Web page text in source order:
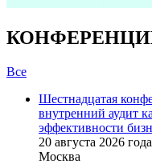
Все
Шестнадцатая
внутренний аудит
эффективности
20 августа 2026 года
Москва